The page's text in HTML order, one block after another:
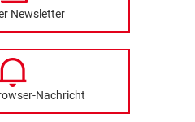
Newsletter
Nachricht